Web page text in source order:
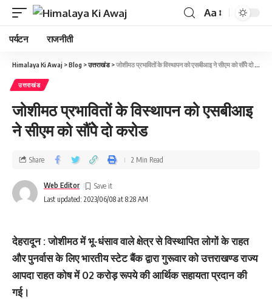
Aa
पर्यटन राजनीती
Himalaya Ki Awaj >Blog >उत्तराखंड>जोशीमठ प्रभावितों के विस्‍थापन को एसबीआइ ने सीएम को सौंपेेे दो करोड
उत्तराखंड
जोशीमठ प्रभावितों के विस्‍थापन को एसबीआइ
ने सीएम को सौंपेेे दो करोड
Last updated: 2023/06/08 at 8:28 AM
Web Editor
Share 2 Min Read
देहरादून : जोशीमठ में भू-धंसाव वाले क्षेत्र से विस्थापित लोगों के राहत
और पुनर्वास के लिए भारतीय स्टेट बैंक द्वारा गुरूवार को उत्तराखण्ड राज्य
आपदा राहत कोष में 02 करोड़ रूपये की आर्थिक सहायता प्रदान की
गई।